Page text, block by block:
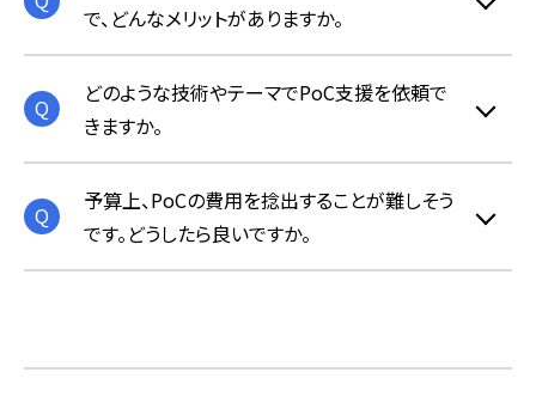
で、どんなメリットがありますか。
どのような技術やテーマでPoC支援を依頼で
きますか。
予算上、PoCの費用を捻出することが難しそう
です。どうしたら良いですか。